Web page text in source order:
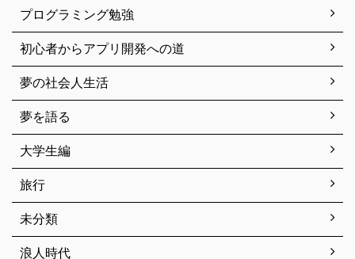
プログラミング勉強
初心者からアプリ開発への道
夢の社会人生活
夢を語る
大学生編
旅行
未分類
浪人時代